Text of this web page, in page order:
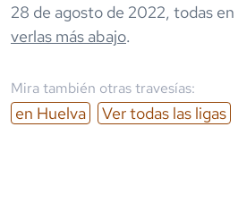
28 de agosto de 2022, todas en
verlas más abajo.
Mira también otras travesías:
en Huelva Ver todas las ligas